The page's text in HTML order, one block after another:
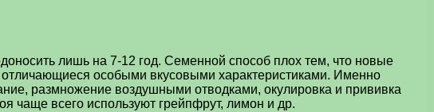
лишь на 7-12 год. Семенной способ плох тем, что новые
особыми вкусовыми характеристиками. Именно
размножение воздушными отводками, окулировка и прививка
чаще всего используют грейпфрут, лимон и др.